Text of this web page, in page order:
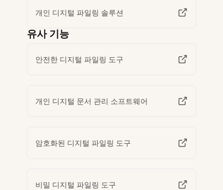
개인 디지털 파일링 솔루션
유사 기능
안전한 디지털 파일링 도구
개인 디지털 문서 관리 소프트웨어
암호화된 디지털 파일링 도구
비밀 디지털 파일링 도구